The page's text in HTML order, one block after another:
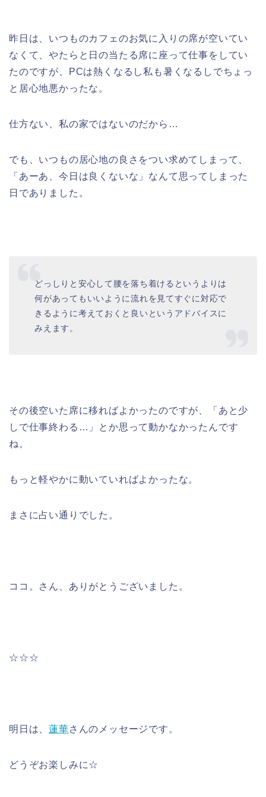
昨日は、いつものカフェのお気に入りの席が空いてい
なくて、やたらと日の当たる席に座って仕事をしてい
たのですが、PCは熱くなるし私も暑くなるしでちょっ
と居心地悪かったな。
仕方ない、私の家ではないのだから…
でも、いつもの居心地の良さをつい求めてしまって、
「あーあ、今日は良くないな」なんて思ってしまった
日でありました。
どっしりと安心して腰を落ち着けるというよりは
何があってもいいように流れを見てすぐに対応で
きるように考えておくと良いというアドバイスに
みえます。
その後空いた席に移ればよかったのですが、「あと少
しで仕事終わる…」とか思って動かなかったんです
ね。
もっと軽やかに動いていればよかったな。
まさに占い通りでした。
ココ。さん、ありがとうございました。
☆☆☆
明日は、蓮華さんのメッセージです。
どうぞお楽しみに☆